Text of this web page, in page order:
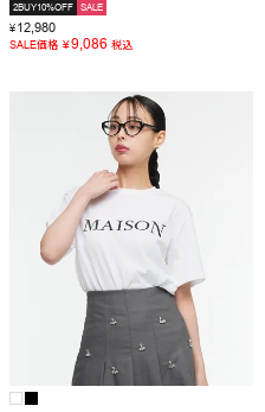
2BUY10%OFF SALE
¥12,980
SALE価格 ¥9,086 税込